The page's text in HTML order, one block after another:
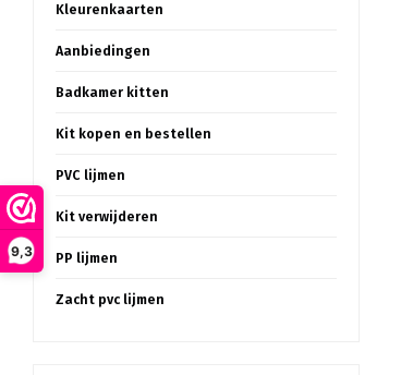
9,3
Kleurenkaarten
Aanbiedingen
Badkamer kitten
Kit kopen en bestellen
PVC lijmen
Kit verwijderen
PP lijmen
Zacht pvc lijmen